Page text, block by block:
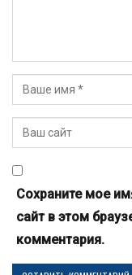
Сохраните мое
сайт в этом
комментария.